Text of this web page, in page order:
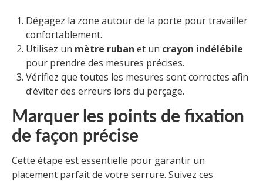
Dégagez la zone autour de la porte pour travailler
confortablement.
Utilisez un mètre ruban et un crayon indélébile
pour prendre des mesures précises.
Vérifiez que toutes les mesures sont correctes afin
d’éviter des erreurs lors du perçage.
Marquer les points de fixation
de façon précise
Cette étape est essentielle pour garantir un
placement parfait de votre serrure. Suivez ces